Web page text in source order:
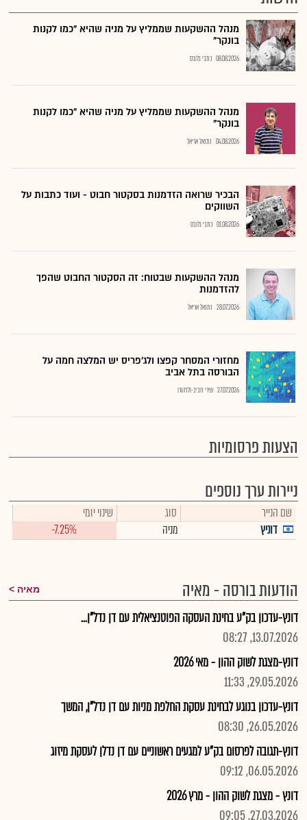
מנהל ההשקעות שממליץ על מניה שהיא "כמו לקנות
בונקר"
08.08.2026 כתבי גלובס
מנהל ההשקעות שממליץ על מניה שהיא "כמו לקנות
בונקר"
04.08.2026 נתנאל אריאל
הבכיר שרואה הזדמנות בסקטור חבוט - ועוד כתבות על
השווקים
01.08.2026 כתבי גלובס
מנהל ההשקעות שבטוח: זה הסקטור החבוט שהפך
להזדמנות
28.07.2026 נתנאל אריאל
מחזורי המסחר קפצו ולג'פריס יש המלצה חמה על
הבורסה בתל אביב
27.07.2026 שירי חביב-ולדהורן
הצעות פרסומיות
ניירות ערך נוספים
שם הנייר סוג
שינוי יומי
דוניץ
מניה -7.25%
הודעות בורסה - מאיה מאיה
דונץ-עדכון בק"ע בחינת העסקה הפוטנציאלית עם דן נדל"ן...
13.07.2026, 08:27
דונץ-מצגת לשוק ההון - מאי 2026
29.05.2026, 11:33
דונץ-עדכון בנוגע לבחינת עסקת החלפת מניות עם דן נדל"ן, המשך
26.05.2026, 08:30
דונץ-תגובה לפרסום בק"ע למגעים ראשוניים עם דן נדלן לעסקת מיזוג
06.05.2026, 09:12
דונץ - מצגת לשוק ההון - מרץ 2026
27.03.2026, 09:05